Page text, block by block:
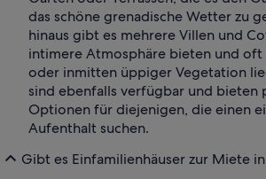
das schöne grenadische Wetter zu
hinaus gibt es mehrere Villen und
intimere Atmosphäre bieten und oft
oder inmitten üppiger Vegetation
sind ebenfalls verfügbar und bieten
Optionen für diejenigen, die einen
Aufenthalt suchen.
Gibt es Einfamilienhäuser zur Miete